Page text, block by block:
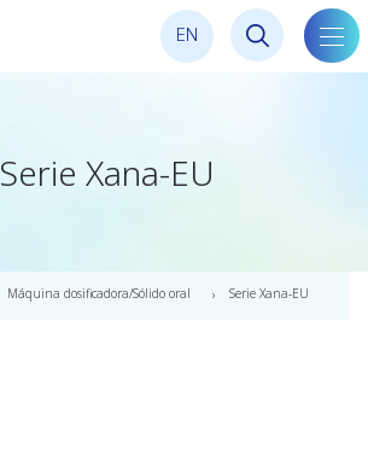
EN
Serie Xana-EU
Máquina dosificadora/Sólido oral Serie Xana-EU